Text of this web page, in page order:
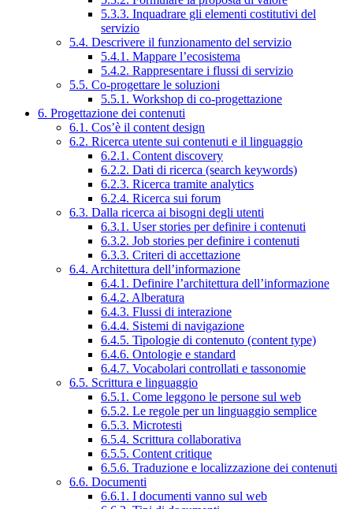
5.3.3. Inquadrare gli elementi costitutivi del
servizio
5.4. Descrivere il funzionamento del servizio
5.4.1. Mappare l’ecosistema
5.4.2. Rappresentare i flussi di servizio
5.5. Co-progettare le soluzioni
5.5.1. Workshop di co-progettazione
6. Progettazione dei contenuti
6.1. Cos’è il content design
6.2. Ricerca utente sui contenuti e il linguaggio
6.2.1. Content discovery
6.2.2. Dati di ricerca (search keywords)
6.2.3. Ricerca tramite analytics
6.2.4. Ricerca sui forum
6.3. Dalla ricerca ai bisogni degli utenti
6.3.1. User stories per definire i contenuti
6.3.2. Job stories per definire i contenuti
6.3.3. Criteri di accettazione
6.4. Architettura dell’informazione
6.4.1. Definire l’architettura dell’informazione
6.4.2. Alberatura
6.4.3. Flussi di interazione
6.4.4. Sistemi di navigazione
6.4.5. Tipologie di contenuto (content type)
6.4.6. Ontologie e standard
6.4.7. Vocabolari controllati e tassonomie
6.5. Scrittura e linguaggio
6.5.1. Come leggono le persone sul web
6.5.2. Le regole per un linguaggio semplice
6.5.3. Microtesti
6.5.4. Scrittura collaborativa
6.5.5. Content critique
6.5.6. Traduzione e localizzazione dei contenuti
6.6. Documenti
6.6.1. I documenti vanno sul web